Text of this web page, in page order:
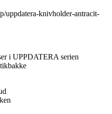
uppdatera-knivholder-antracit-
i UPPDATERA serien